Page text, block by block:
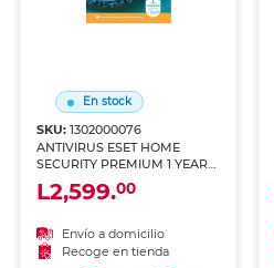
En stock
SKU:1302000076
ANTIVIRUS ESET HOME
SECURITY PREMIUM 1 YEAR 3
DEVICES
L2,599.00
Envío a domicilio
Recoge en tienda